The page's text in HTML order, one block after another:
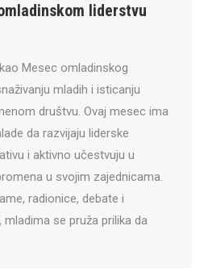
liderstvu
Mesec omladinskog
mladih i isticanju
društvu. Ovaj mesec ima
da razvijaju liderske
i aktivno učestvuju u
u svojim zajednicama.
radionice, debate i
se pruža prilika da